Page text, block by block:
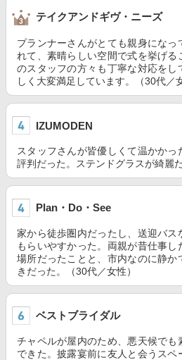
テイクアンドギヴ・ニーズ
プランナーさんがとても親身になっ
れて、素晴らしい空間で式を挙げ
のスタッフの方々も丁寧な対応を
しく大変満足しています。（30代／
IZUMODEN
スタッフさんが皆優しくて温かかっ
評判だった。ステンドグラスが綺麗
Plan・Do・See
家から徒歩圏内だったし、送迎バス
もらいやすかった。両親が昔仕事し
場所だったことと、市内なのに静
きだった。（30代／女性）
ベストブライダル
チャペルが屋内のため、悪天候で
できた。披露宴前に友人と会うスペ